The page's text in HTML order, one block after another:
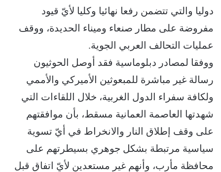
دوليا والتي تتضمن رفعا نهائيا وكليا لأيّ قيود
مفروضة على مطار صنعاء وميناء الحديدة، ووقف
عمليات التحالف العربي الجوية.
ووفقا لمصادر دبلوماسية فقد أوصل الحوثيون
رسالة غير مباشرة للمبعوثين الأميركي والأممي
ولكافة سفراء الدول الغربية، خلال اللقاءات التي
شهدتها العاصمة العمانية مسقط، بأن موافقتهم
على وقف إطلاق النار والانخراط في أيّ تسوية
سياسية مرتبطة بشكل جوهري بسيطرتهم على
محافظة مأرب، وأنهم غير مستعدين لأيّ اتفاق قبل